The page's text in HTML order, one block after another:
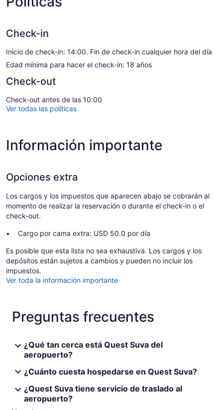
Check-in
Inicio de check-in: 14:00. Fin de check-in cualquier hora del día
Edad mínima para hacer el check-in: 18 años
Check-out
Check-out antes de las 10:00
Ver todas las políticas
Información importante
Opciones extra
Los cargos y los impuestos que aparecen abajo se cobrarán al
momento de realizar la reservación o durante el check-in o el
check-out.
Cargo por cama extra: USD 50.0 por día
Es posible que esta lista no sea exhaustiva. Los cargos y los
depósitos están sujetos a cambios y pueden no incluir los
impuestos.
Ver toda la información importante
Preguntas frecuentes
¿Qué tan cerca está Quest Suva del
aeropuerto?
¿Cuánto cuesta hospedarse en Quest Suva?
¿Quest Suva tiene servicio de traslado al
aeropuerto?